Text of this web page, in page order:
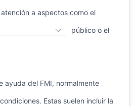
a aspectos como el
público o el
ayuda del FMI, normalmente
Estas suelen incluir la